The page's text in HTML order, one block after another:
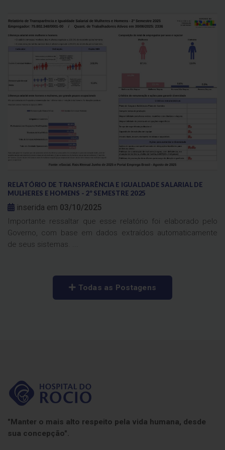
RELATÓRIO DE TRANSPARÊNCIA E IGUALDADE SALARIAL DE
MULHERES E HOMENS - 2º SEMESTRE 2025
inserida em 03/10/2025
Importante ressaltar que esse relatório foi elaborado pelo
Governo, com base em dados extraídos automaticamente
de seus sistemas. ...
Todas as Postagens
"Manter o mais alto respeito pela vida humana, desde
sua concepção".